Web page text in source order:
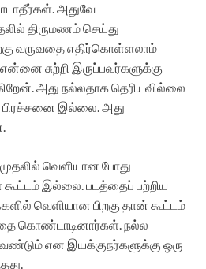
அதுவே
திருமணம் செய்து
வருவதை எதிர்கொள்ளலாம்
சுற்றி இருப்பவர்களுக்கு
அது நல்லதாக தெரியவில்லை
இல்லை. அது
வெளியான போது
இல்லை. படத்தைப் பற்றிய
வெளியான பிறகு தான் கூட்டம்
கொண்டாடினார்கள். நல்ல
என இயக்குநர்களுக்கு ஒரு